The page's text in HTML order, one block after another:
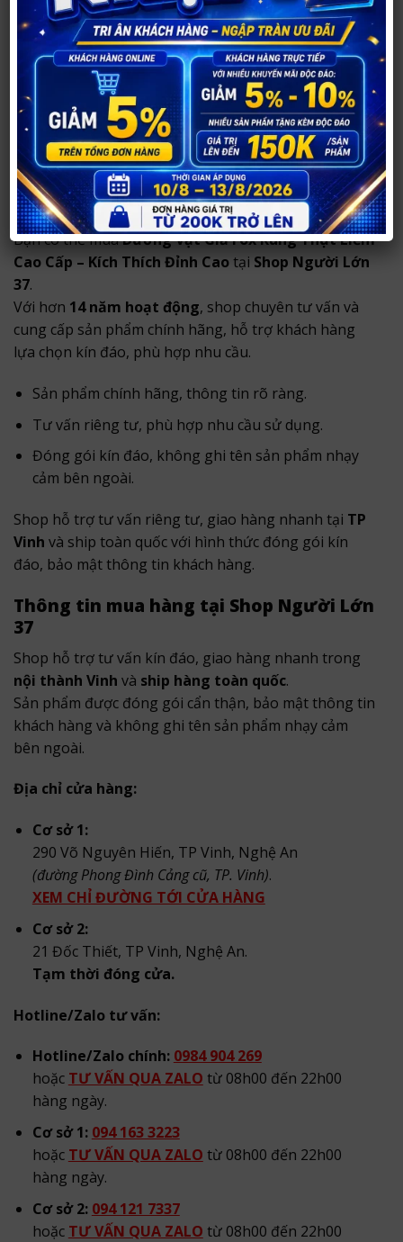
Hoặc đặt hàng online tạiSHOPNGUOILON37.COM
(qua Zalo:0984 904 269)
Chúng tôi ship hàng toàn quốc, đảm bảo bảo mật
thông tin sản phẩm và khách hàng.
Mua Dương Vật Giả Fox Rung Thụt Liếm
Cao Cấp – Kích Thích Đỉnh Cao ở đâu uy
tín?
Bạn có thể muaDương Vật Giả Fox Rung Thụt Liếm
Cao Cấp – Kích Thích Đỉnh Caotại Shop Người Lớn
37.
Với hơn 14 năm hoạt động, shop chuyên tư vấn và
cung cấp sản phẩm chính hãng, hỗ trợ khách hàng
lựa chọn kín đáo, phù hợp nhu cầu.
Sản phẩm chính hãng, thông tin rõ ràng.
Tư vấn riêng tư, phù hợp nhu cầu sử dụng.
Đóng gói kín đáo, không ghi tên sản phẩm nhạy
cảm bên ngoài.
Shop hỗ trợ tư vấn riêng tư, giao hàng nhanh tại TP
Vinh và ship toàn quốc với hình thức đóng gói kín
đáo, bảo mật thông tin khách hàng.
Thông tin mua hàng tại Shop Người Lớn
37
Shop hỗ trợ tư vấn kín đáo, giao hàng nhanh trong
nội thành Vinh và ship hàng toàn quốc.
Sản phẩm được đóng gói cẩn thận, bảo mật thông tin
khách hàng và không ghi tên sản phẩm nhạy cảm
bên ngoài.
Địa chỉ cửa hàng:
Cơ sở 1:
290 Võ Nguyên Hiến, TP Vinh, Nghệ An
(đường Phong Đình Cảng cũ, TP. Vinh).
XEM CHỈ ĐƯỜNG TỚI CỬA HÀNG
Cơ sở 2:
21 Đốc Thiết, TP Vinh, Nghệ An.
Tạm thời đóng cửa.
Hotline/Zalo tư vấn:
Hotline/Zalo chính: 0984 904 269
hoặc TƯ VẤN QUA ZALO từ 08h00 đến 22h00
hàng ngày.
Cơ sở 1: 094 163 3223
hoặc TƯ VẤN QUA ZALO từ 08h00 đến 22h00
hàng ngày.
Cơ sở 2: 094 121 7337
hoặc TƯ VẤN QUA ZALO từ 08h00 đến 22h00